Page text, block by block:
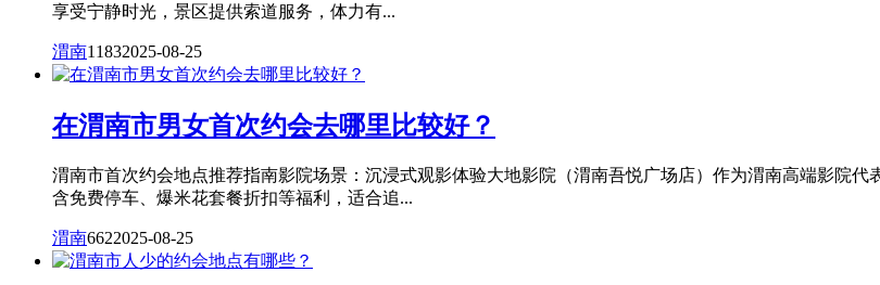
享受宁静时光，景区提供索道服务，体力有...
渭南11832025-08-25
在渭南市男女首次约会去哪里比较好？
渭南市首次约会地点推荐指南影院场景：沉浸式观影体验大地影院（渭南吾悦广场店）作为渭南高端影院
含免费停车、爆米花套餐折扣等福利，适合追...
渭南6622025-08-25